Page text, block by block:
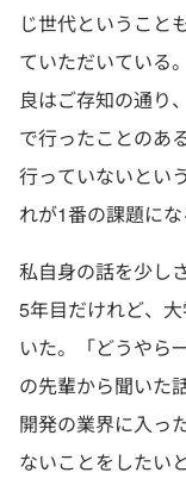
じ世代ということ
ていただいている
良はご存知の通り
で行ったことのあ
行っていないとい
れが1番の課題にな
私自身の話を少し
5年目だけれど、
いた。「どうやら
の先輩から聞いた
開発の業界に入っ
ないことをしたい